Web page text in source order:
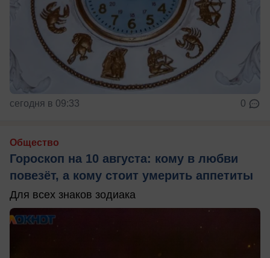
сегодня в 09:33 0
Общество
Гороскоп на 10 августа: кому в любви
повезёт, а кому стоит умерить аппетиты
Для всех знаков зодиака